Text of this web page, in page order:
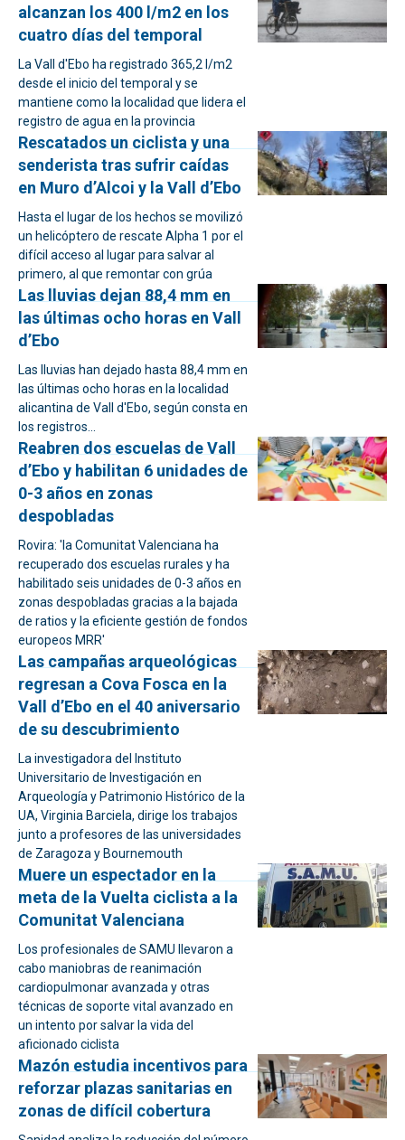
alcanzan los 400 l/m2 en los
cuatro días del temporal
La Vall d'Ebo ha registrado 365,2 l/m2
desde el inicio del temporal y se
mantiene como la localidad que lidera el
registro de agua en la provincia
Rescatados un ciclista y una
senderista tras sufrir caídas
en Muro d’Alcoi y la Vall d’Ebo
Hasta el lugar de los hechos se movilizó
un helicóptero de rescate Alpha 1 por el
difícil acceso al lugar para salvar al
primero, al que remontar con grúa
Las lluvias dejan 88,4 mm en
las últimas ocho horas en Vall
d’Ebo
Las lluvias han dejado hasta 88,4 mm en
las últimas ocho horas en la localidad
alicantina de Vall d'Ebo, según consta en
los registros...
Reabren dos escuelas de Vall
d’Ebo y habilitan 6 unidades de
0-3 años en zonas
despobladas
Rovira: 'la Comunitat Valenciana ha
recuperado dos escuelas rurales y ha
habilitado seis unidades de 0-3 años en
zonas despobladas gracias a la bajada
de ratios y la eficiente gestión de fondos
europeos MRR'
Las campañas arqueológicas
regresan a Cova Fosca en la
Vall d’Ebo en el 40 aniversario
de su descubrimiento
La investigadora del Instituto
Universitario de Investigación en
Arqueología y Patrimonio Histórico de la
UA, Virginia Barciela, dirige los trabajos
junto a profesores de las universidades
de Zaragoza y Bournemouth
Muere un espectador en la
meta de la Vuelta ciclista a la
Comunitat Valenciana
Los profesionales de SAMU llevaron a
cabo maniobras de reanimación
cardiopulmonar avanzada y otras
técnicas de soporte vital avanzado en
un intento por salvar la vida del
aficionado ciclista
Mazón estudia incentivos para
reforzar plazas sanitarias en
zonas de difícil cobertura